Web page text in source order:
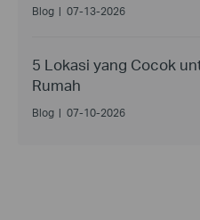
Blog | 07-13-2026
5 Lokasi yang Cocok
Rumah
Blog | 07-10-2026